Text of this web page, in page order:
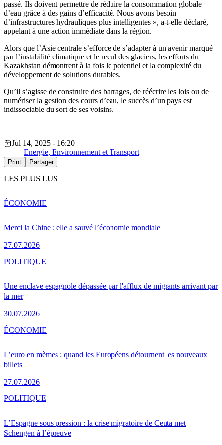
passé. Ils doivent permettre de réduire la consommation globale
d’eau grâce à des gains d’efficacité. Nous avons besoin
d’infrastructures hydrauliques plus intelligentes », a-t-elle déclaré,
appelant à une action immédiate dans la région.
Alors que l’Asie centrale s’efforce de s’adapter à un avenir marqué
par l’instabilité climatique et le recul des glaciers, les efforts du
Kazakhstan démontrent à la fois le potentiel et la complexité du
développement de solutions durables.
Qu’il s’agisse de construire des barrages, de réécrire les lois ou de
numériser la gestion des cours d’eau, le succès d’un pays est
indissociable du sort de ses voisins.
Jul 14, 2025 - 16:20
Energie, Environnement et Transport
Print Partager
LES PLUS LUS
Merci la Chine : elle a sauvé l’économie mondiale
27.07.2026
ÉCONOMIE
Une enclave espagnole dépassée par l'afflux de migrants arrivant par
la mer
30.07.2026
POLITIQUE
L’euro en mèmes : quand les Européens détournent les nouveaux
billets
27.07.2026
ÉCONOMIE
L’Espagne sous pression : la crise migratoire de Ceuta met
Schengen à l’épreuve
POLITIQUE